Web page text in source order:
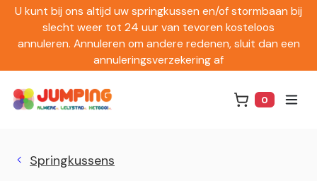
U kunt bij ons altijd uw springkussen en/of stormbaan bij
slecht weer tot 24 uur van tevoren kosteloos
annuleren. Annuleren om andere redenen, sluit dan een
annuleringsverzekering af
0
Springkussens